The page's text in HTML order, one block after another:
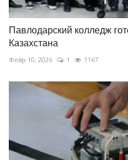
Павлодарский колледж
Казахстана
Февр 10, 2026 1 1167